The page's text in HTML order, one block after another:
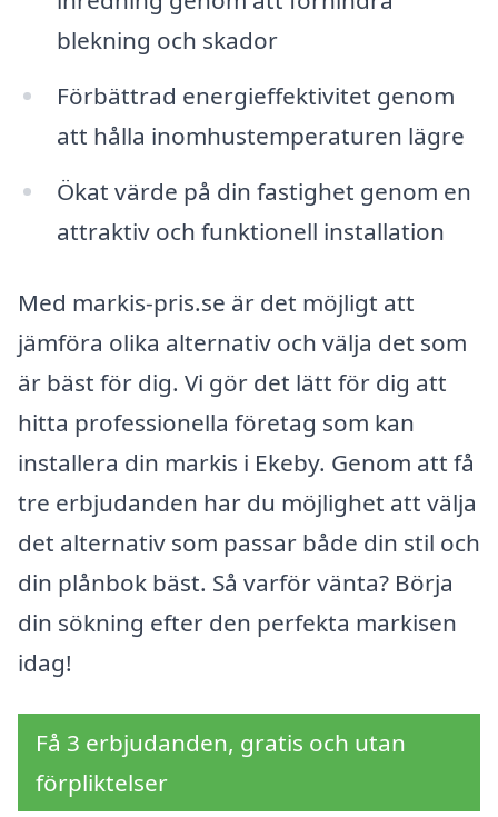
blekning och skador
Förbättrad energieffektivitet genom
att hålla inomhustemperaturen lägre
Ökat värde på din fastighet genom en
attraktiv och funktionell installation
Med markis-pris.se är det möjligt att
jämföra olika alternativ och välja det som
är bäst för dig. Vi gör det lätt för dig att
hitta professionella företag som kan
installera din markis i Ekeby. Genom att få
tre erbjudanden har du möjlighet att välja
det alternativ som passar både din stil och
din plånbok bäst. Så varför vänta? Börja
din sökning efter den perfekta markisen
idag!
Få 3 erbjudanden, gratis och utan
förpliktelser